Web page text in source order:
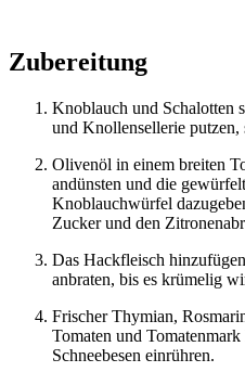
Zubereitung
Knoblauch und Schalotten
und Knollensellerie putzen,
Olivenöl in einem breiten
andünsten und die
Knoblauchwürfel
Zucker und den
Das Hackfleisch
anbraten, bis es krümelig
Frischer Thymian,
Tomaten und
Schneebesen einrühren.